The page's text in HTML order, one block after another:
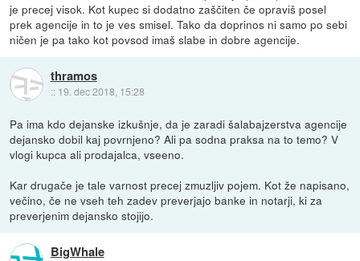
je precej visok. Kot kupec si dodatno zaščiten če opraviš posel
prek agencije in to je ves smisel. Tako da doprinos ni samo po sebi
ničen je pa tako kot povsod imaš slabe in dobre agencije.
thramos
:: 19. dec 2018, 15:28
Pa ima kdo dejanske izkušnje, da je zaradi šalabajzerstva agencije
dejansko dobil kaj povrnjeno? Ali pa sodna praksa na to temo? V
vlogi kupca ali prodajalca, vseeno.
Kar drugače je tale varnost precej zmuzljiv pojem. Kot že napisano,
večino, če ne vseh teh zadev preverjajo banke in notarji, ki za
preverjenim dejansko stojijo.
BigWhale